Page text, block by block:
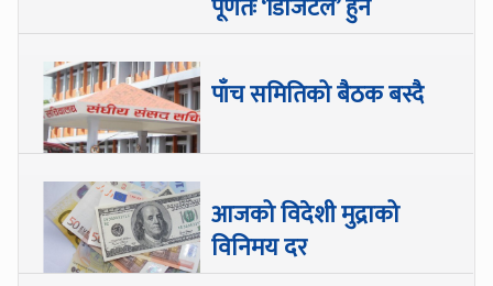
पूर्णतः ‘डिजिटल’ हुने
पाँच समितिको बैठक बस्दै
आजको विदेशी मुद्राको
विनिमय दर